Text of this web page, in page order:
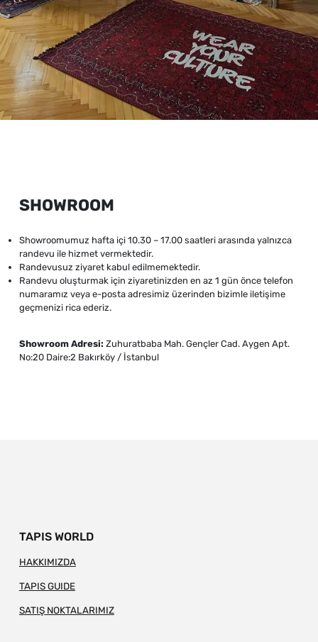
SHOWROOM
Showroomumuz hafta içi 10.30 – 17.00 saatleri arasında yalnızca
randevu ile hizmet vermektedir.
Randevusuz ziyaret kabul edilmemektedir.
Randevu oluşturmak için ziyaretinizden en az 1 gün önce telefon
numaramız veya e-posta adresimiz üzerinden bizimle iletişime
geçmenizi rica ederiz.
Showroom Adresi: Zuhuratbaba Mah. Gençler Cad. Aygen Apt.
No:20 Daire:2 Bakırköy / İstanbul
TAPIS WORLD
HAKKIMIZDA
TAPIS GUIDE
SATIŞ NOKTALARIMIZ